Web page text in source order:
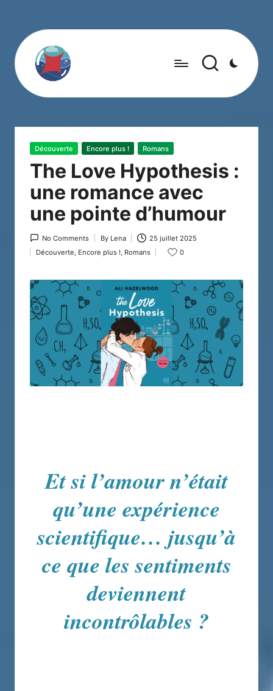
Posted
Découverte Encore plus ! Romans
The Love Hypothesis :
une romance avec
une pointe d’humour
No Comments
Posted
by
By Lena 25 juillet 2025
Posted
Découverte Encore plus ! Romans 0
Et si l’amour n’était
qu’une expérience
scientifique… jusqu’à
ce que les sentiments
deviennent
incontrôlables ?